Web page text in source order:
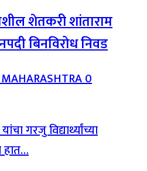
शेतकरी शांताराम
बिनविरोध निवड
0